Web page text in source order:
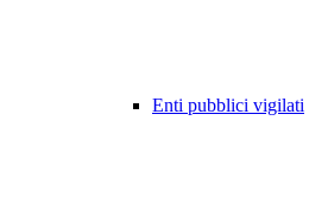
Enti pubblici vigilati